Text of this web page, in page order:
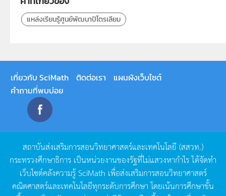
แหล่งเรียนรู้ศูนย์พัฒนาปิโตรเลียม
เกี่ยวกับ SciMath ติดต่อเรา
แผนผังเว็บไซต์
คำถามที่พบบ่อย
สถาบันส่งเสริมการสอนวิทยาศาสตร์และเทคโนโลยี (สสวท.)
กระทรวงศึกษาธิการ เป็นหน่วยงานของรัฐที่ไม่แสวงหากำไรได้จัดทำ
เว็บไซต์คลังความรู้SciMath เพื่อส่งเสริมการสอนวิทยาศาสตร์
คณิตศาสตร์และเทคโนโลยีทุกระดับการศึกษา โดยเน้นการศึกษาขั้น